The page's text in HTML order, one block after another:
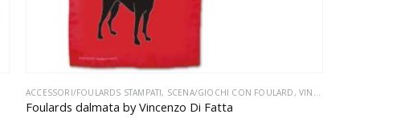
ACCESSORI/FOULARDS STAMPATI, SCENA/GIOCHI CON FOULARD, VINCENZO DI FATTA CREATIONS/VINCENZO DI FATTA CREATIONS
Foulards dalmata by Vincenzo Di Fatta